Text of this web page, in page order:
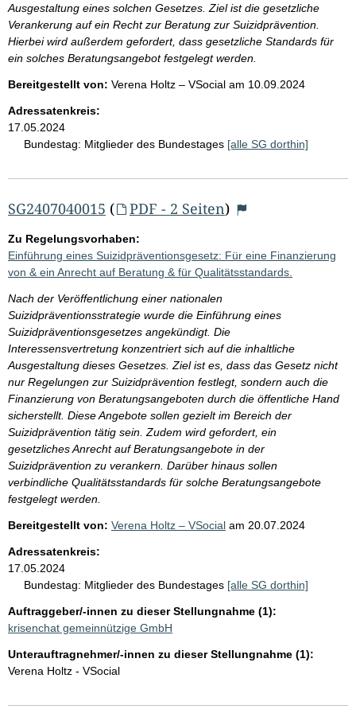
Ausgestaltung eines solchen Gesetzes. Ziel ist die gesetzliche
Verankerung auf ein Recht zur Beratung zur Suizidprävention.
Hierbei wird außerdem gefordert, dass gesetzliche Standards für
ein solches Beratungsangebot festgelegt werden.
Bereitgestellt von: Verena Holtz – VSocial am 10.09.2024
Adressatenkreis:
17.05.2024
Bundestag: Mitglieder des Bundestages [alle SG dorthin]
SG2407040015 ( PDF - 2 Seiten)
Zu Regelungsvorhaben:
Einführung eines Suizidpräventionsgesetz: Für eine Finanzierung
von & ein Anrecht auf Beratung & für Qualitätsstandards.
Nach der Veröffentlichung einer nationalen
Suizidpräventionsstrategie wurde die Einführung eines
Suizidpräventionsgesetzes angekündigt. Die
Interessensvertretung konzentriert sich auf die inhaltliche
Ausgestaltung dieses Gesetzes. Ziel ist es, dass das Gesetz nicht
nur Regelungen zur Suizidprävention festlegt, sondern auch die
Finanzierung von Beratungsangeboten durch die öffentliche Hand
sicherstellt. Diese Angebote sollen gezielt im Bereich der
Suizidprävention tätig sein. Zudem wird gefordert, ein
gesetzliches Anrecht auf Beratungsangebote in der
Suizidprävention zu verankern. Darüber hinaus sollen
verbindliche Qualitätsstandards für solche Beratungsangebote
festgelegt werden.
Bereitgestellt von: Verena Holtz – VSocial am 20.07.2024
Adressatenkreis:
17.05.2024
Bundestag: Mitglieder des Bundestages [alle SG dorthin]
Auftraggeber/-innen zu dieser Stellungnahme (1):
krisenchat gemeinnützige GmbH
Unterauftragnehmer/-innen zu dieser Stellungnahme (1):
Verena Holtz - VSocial